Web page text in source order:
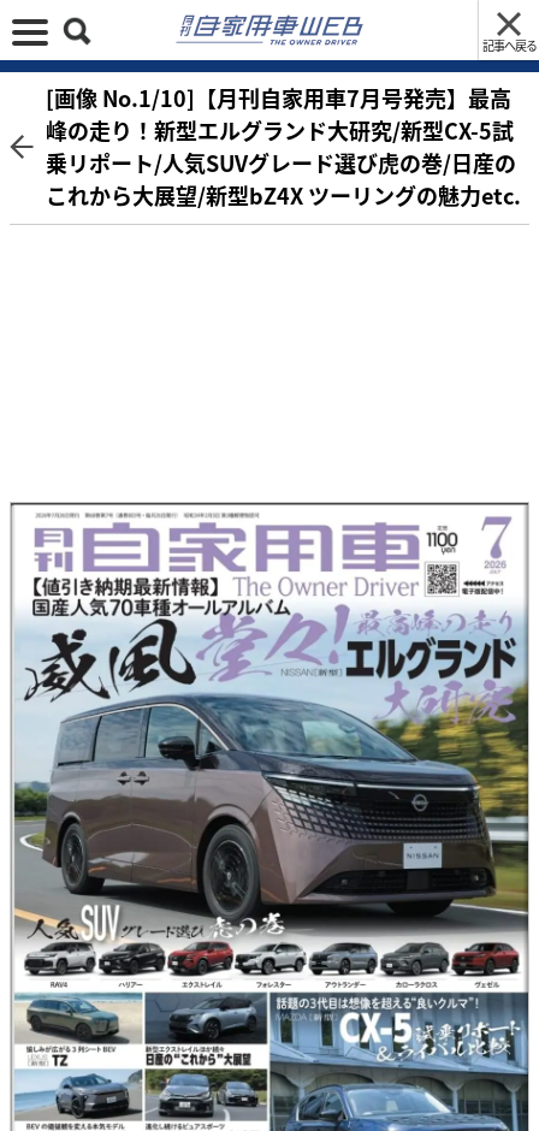
記事へ戻る
[画像 No.1/10]【月刊自家用車7月号発売】最高
峰の走り！新型エルグランド大研究/新型CX-5試
乗リポート/人気SUVグレード選び虎の巻/日産の
これから大展望/新型bZ4X ツーリングの魅力etc.